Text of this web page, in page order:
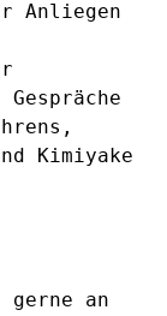
Anliegen
Kimiyake
gerne an